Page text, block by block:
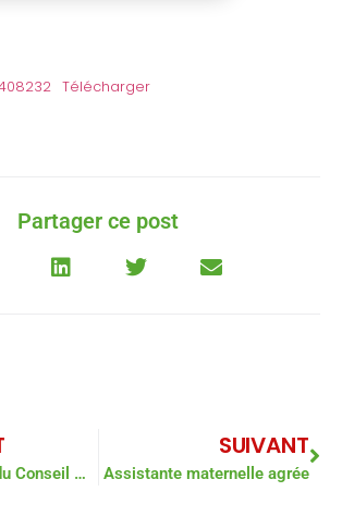
Télécharger
Partager ce post
Procès Verbal du Conseil Municipal du Jeudi 19 Février 2026
SUIVANT
Assistante maternelle agrée